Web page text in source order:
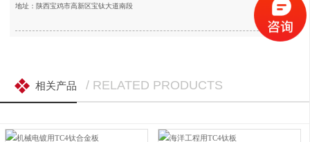
地址：陕西宝鸡市高新区宝钛大道南段
相关产品 / RELATED PRODUCTS